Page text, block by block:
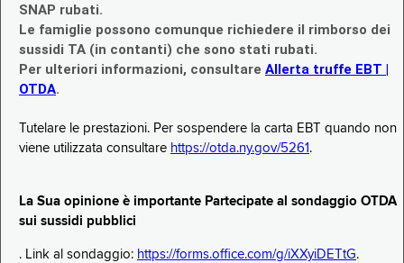
SNAP rubati.
Le famiglie possono comunque richiedere il rimborso dei
sussidi TA (in contanti) che sono stati rubati.
Per ulteriori informazioni, consultare Allerta truffe EBT |
OTDA.
Tutelare le prestazioni. Per sospendere la carta EBT quando non
viene utilizzata consultare https://otda.ny.gov/5261 .
La Sua opinione è importante Partecipate al sondaggio OTDA
sui sussidi pubblici
. Link al sondaggio: https://forms.office.com/g/iXXyiDETtG.